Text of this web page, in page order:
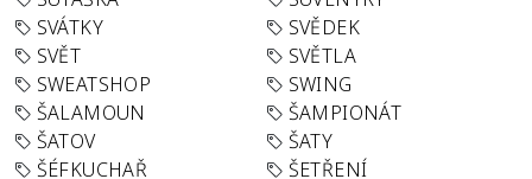
SVÁTKY
SVĚDEK
SVĚT
SVĚTLA
SWEATSHOP
SWING
ŠALAMOUN
ŠAMPIONÁT
ŠATOV
ŠATY
ŠÉFKUCHAŘ
ŠETŘENÍ